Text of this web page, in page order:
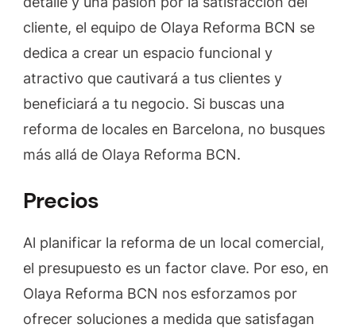
cliente, el equipo de Olaya Reforma BCN se
dedica a crear un espacio funcional y
atractivo que cautivará a tus clientes y
beneficiará a tu negocio. Si buscas una
reforma de locales en Barcelona, no busques
más allá de Olaya Reforma BCN.
Precios
Al planificar la reforma de un local comercial,
el presupuesto es un factor clave. Por eso, en
Olaya Reforma BCN nos esforzamos por
ofrecer soluciones a medida que satisfagan